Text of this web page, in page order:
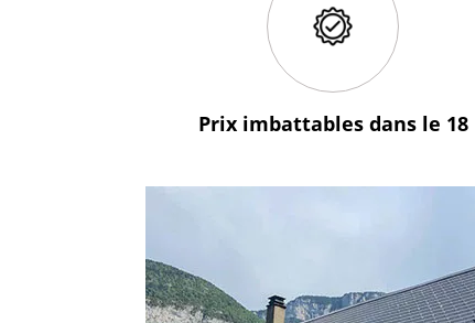
Prix imbattables dans le 18